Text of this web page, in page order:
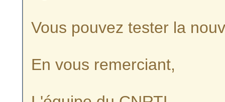
Vous pouvez tester la
En vous remerciant,